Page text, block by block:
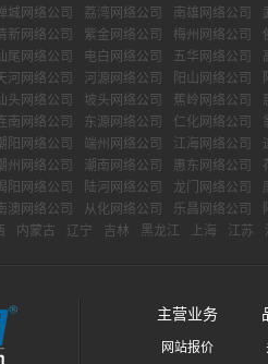
城网络公司 荔湾网络公司 南雄网络公司
新网络公司 紫金网络公司 梅州网络公司
尾网络公司 电白网络公司 五华网络公司
河网络公司 河源网络公司 阳山网络公司
头网络公司 坡头网络公司 蕉岭网络公司
南网络公司 东源网络公司 仁化网络公司
阳网络公司 端州网络公司 江海网络公司
州网络公司 潮南网络公司 惠东网络公司
阳网络公司 陆河网络公司 龙门网络公司
澳网络公司 从化网络公司 乐昌网络公司
内蒙古 辽宁 吉林 黑龙江 上海 江苏
主营业务
网站报价